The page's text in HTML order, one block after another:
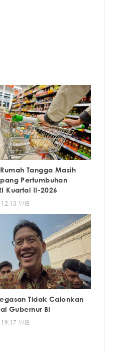
Tangga Masih
Pertumbuhan
Kuartal II-2026
WIB
Tidak Calonkan
Gubernur BI
WIB